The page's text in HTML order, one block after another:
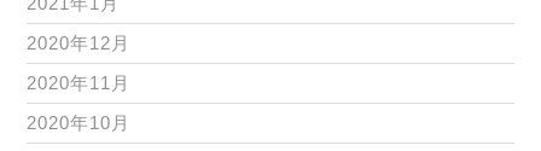
2020年12月
2020年11月
2020年10月